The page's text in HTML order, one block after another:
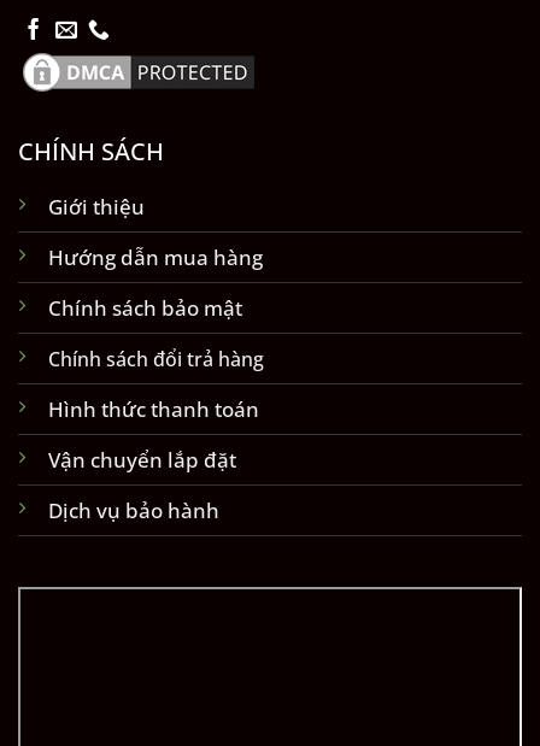
CHÍNH SÁCH
Giới thiệu
Hướng dẫn mua hàng
Chính sách bảo mật
Chính sách đổi trả hàng
Hình thức thanh toán
Vận chuyển lắp đặt
Dịch vụ bảo hành